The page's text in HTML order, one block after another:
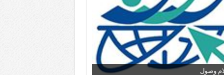
وصول